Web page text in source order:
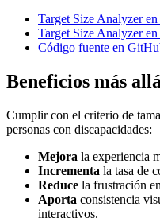
Target Size Analyzer
Target Size Analyzer
Código fuente en
Beneficios más
Cumplir con el criterio de
personas con discapacidades:
Mejora la experiencia
Incrementa la tasa de
Reduce la frustración
Aporta consistencia
interactivos.